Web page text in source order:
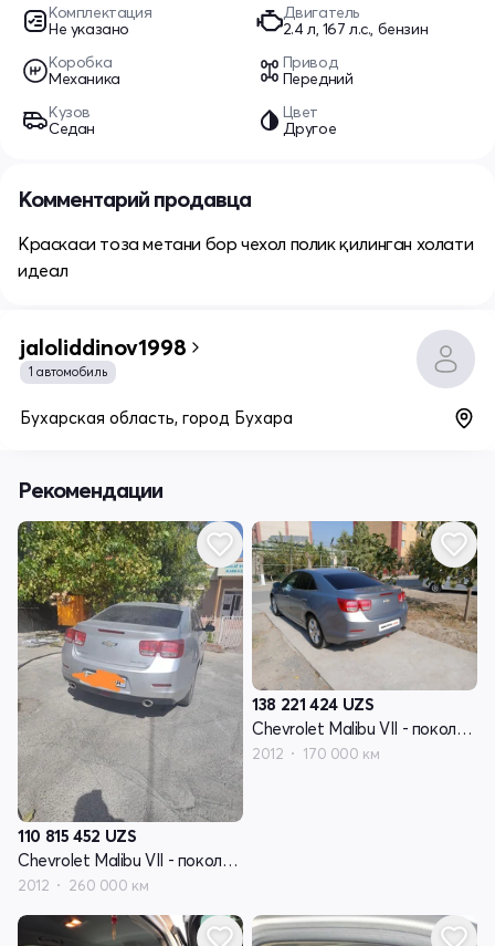
Комплектация
Не указано
Двигатель
2.4 л, 167 л.с., бензин
Коробка
Механика
Привод
Передний
Кузов
Седан
Цвет
Другое
Комментарий продавца
Краскаси тоза метани бор чехол полик қилинган холати
идеал
jaloliddinov1998
1 автомобиль
Бухарская область, город Бухара
Рекомендации
110 815 452 UZS
Chevrolet Malibu VII - поколение
2012 260 000 км
138 221 424 UZS
Chevrolet Malibu VII - поколение
2012 170 000 км